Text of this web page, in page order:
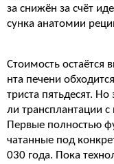
за снижён за счёт
сунка анатомии
Стоимость остаётся
нта печени
триста пятьдесят.
ли трансплантации
Первые полностью
чатанные под
030 года. Пока